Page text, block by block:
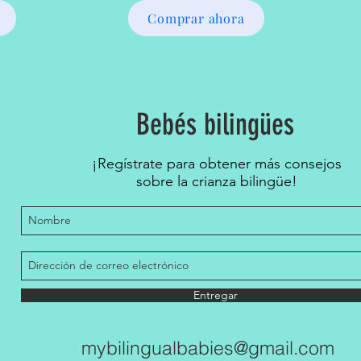
Comprar ahora
Bebés bilingües
¡Regístrate para obtener más consejos
sobre la crianza bilingüe!
Entregar
mybilingualbabies@gmail.com